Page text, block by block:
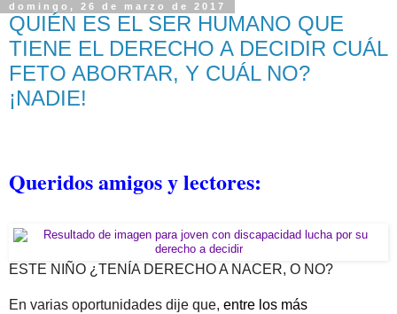
domingo, 26 de marzo de 2017
QUIÉN ES EL SER HUMANO QUE
TIENE EL DERECHO A DECIDIR CUÁL
FETO ABORTAR, Y CUÁL NO?
¡NADIE!
Queridos amigos y lectores:
ESTE NIÑO ¿TENÍA DERECHO A NACER, O NO?
En varias oportunidades dije que, entre los más